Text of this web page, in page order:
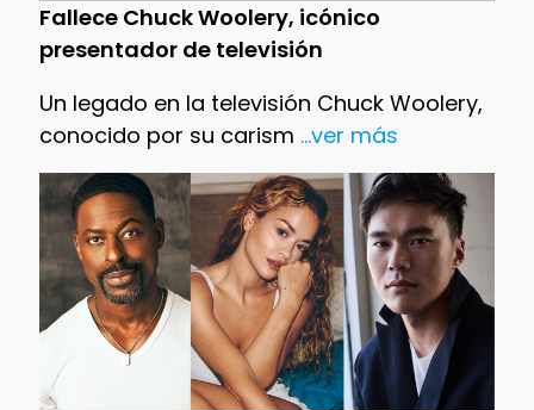
Fallece Chuck Woolery, icónico
presentador de televisión
Un legado en la televisión Chuck Woolery,
conocido por su carism ...ver más